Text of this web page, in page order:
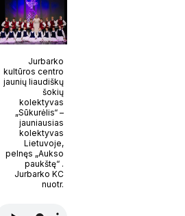
Jurbarko
kultūros centro
jaunių liaudiškų
šokių
kolektyvas
„Sūkurėlis“ –
jauniausias
kolektyvas
Lietuvoje,
pelnęs „Aukso
paukštę“ .
Jurbarko KC
nuotr.